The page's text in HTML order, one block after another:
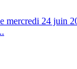
mercredi 24 juin